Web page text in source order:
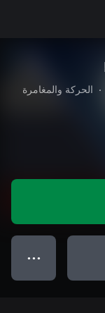
•
الحركة والمغامرة
● ● ●